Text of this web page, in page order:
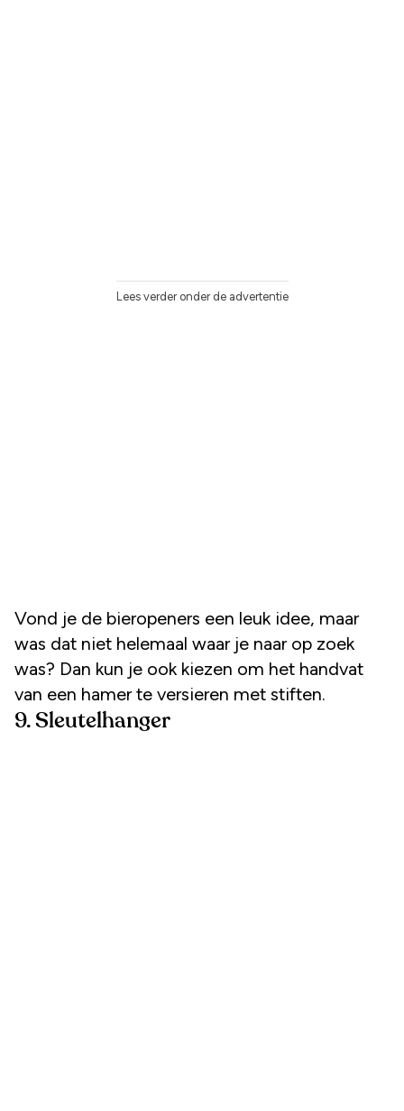
Lees verder onder de advertentie
Vond je de bieropeners een leuk idee, maar
was dat niet helemaal waar je naar op zoek
was? Dan kun je ook kiezen om het handvat
van een hamer te versieren met stiften.
9. Sleutelhanger